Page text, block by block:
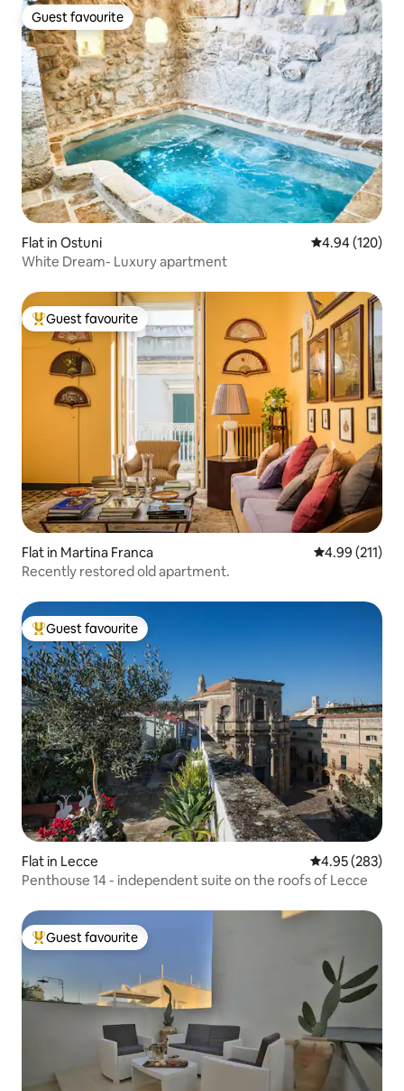
Guest favourite
Guest favourite
Flat in Ostuni 4.94 out of 5
4.94 (120)
White Dream- Luxury apartment
Top guest favourite
Guest favourite
Flat in Martina Franca 4.99 out of 5
4.99 (211)
Recently restored old apartment.
Top guest favourite
Guest favourite
Flat in Lecce 4.95 out of 5
4.95 (283)
Penthouse 14 - independent suite on the roofs of Lecce
Top guest favourite
Guest favourite